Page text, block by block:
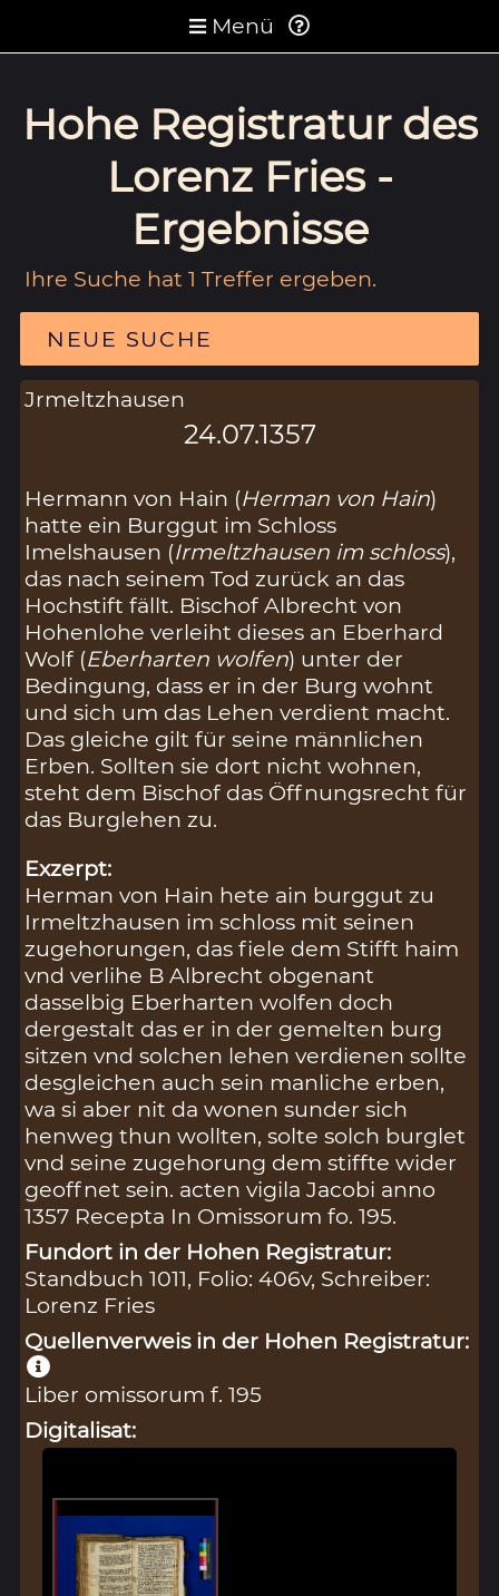
Menü
Hohe Registratur des
Lorenz Fries -
Ergebnisse
Ihre Suche hat 1 Treffer ergeben.
NEUE SUCHE
Jrmeltzhausen
24.07.1357
Hermann von Hain (Herman von Hain)
hatte ein Burggut im Schloss
Imelshausen (Irmeltzhausen im schloss),
das nach seinem Tod zurück an das
Hochstift fällt. Bischof Albrecht von
Hohenlohe verleiht dieses an Eberhard
Wolf (Eberharten wolfen) unter der
Bedingung, dass er in der Burg wohnt
und sich um das Lehen verdient macht.
Das gleiche gilt für seine männlichen
Erben. Sollten sie dort nicht wohnen,
steht dem Bischof das Öffnungsrecht für
das Burglehen zu.
Exzerpt:
Herman von Hain hete ain burggut zu
Irmeltzhausen im schloss mit seinen
zugehorungen, das fiele dem Stifft haim
vnd verlihe B Albrecht obgenant
dasselbig Eberharten wolfen doch
dergestalt das er in der gemelten burg
sitzen vnd solchen lehen verdienen sollte
desgleichen auch sein manliche erben,
wa si aber nit da wonen sunder sich
henweg thun wollten, solte solch burglet
vnd seine zugehorung dem stiffte wider
geoffnet sein. acten vigila Jacobi anno
1357 Recepta In Omissorum fo. 195.
Fundort in der Hohen Registratur:
Standbuch 1011, Folio: 406v, Schreiber:
Lorenz Fries
Quellenverweis in der Hohen Registratur:
Liber omissorum f. 195
Digitalisat: